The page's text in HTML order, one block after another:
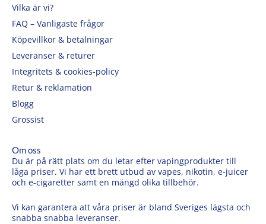
Vilka är vi?
FAQ – Vanligaste frågor
Köpevillkor & betalningar
Leveranser & returer
Integritets & cookies-policy
Retur & reklamation
Blogg
Grossist
Om oss
Du är på rätt plats om du letar efter vapingprodukter till
låga priser. Vi har ett brett utbud av vapes, nikotin, e-juicer
och e-cigaretter samt en mängd olika tillbehör.
Vi kan garantera att våra priser är bland Sveriges lägsta och
snabba snabba leveranser.